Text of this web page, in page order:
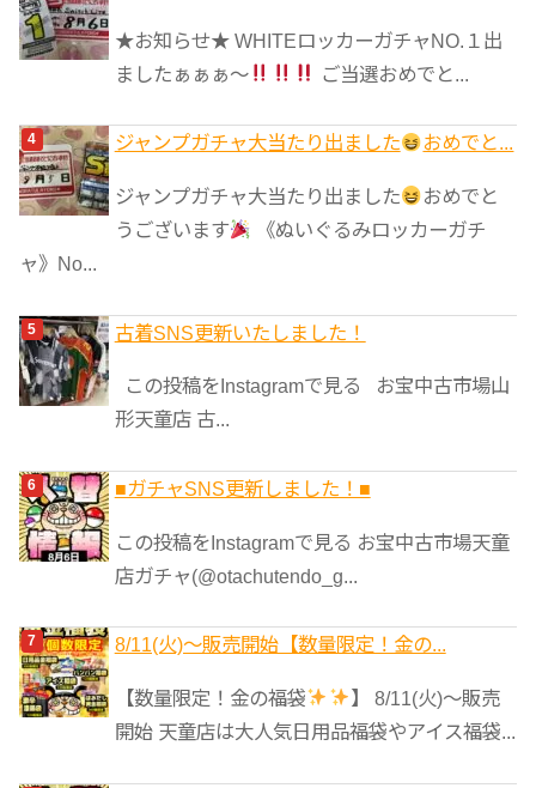
★お知らせ★ WHITEロッカーガチャNO.１出
ましたぁぁぁ～
ご当選おめでと...
ジャンプガチャ大当たり出ました おめでと...
ジャンプガチャ大当たり出ました
おめでと
うございます
《ぬいぐるみロッカーガチ
ャ》No...
古着SNS更新いたしました！
この投稿をInstagramで見る お宝中古市場山
形天童店 古...
■ガチャSNS更新しました！■
この投稿をInstagramで見る お宝中古市場天童
店ガチャ(@otachutendo_g...
8/11(火)～販売開始【数量限定！金の...
【数量限定！金の福袋
】 8/11(火)～販売
開始 天童店は大人気日用品福袋やアイス福袋...